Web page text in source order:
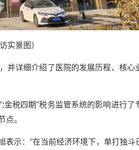
实景图）
并详细介绍了医院的发展历程、核心
税四期"税务监管系统的影响进行了
。
示："在当前经济环境下，单打独斗